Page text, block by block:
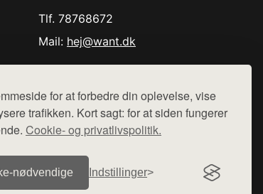
for at forbedre din oplevelse, vise
trafikken. Kort sagt: for at siden fungerer
Cookie- og privatlivspolitik.
Indstillinger
Tlf. 78768672
Mail: hej@want.dk
varer fra denne side - vi henviser til de shops,